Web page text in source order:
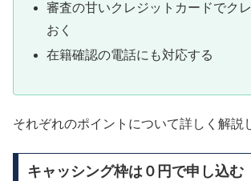
審査の甘いクレジットカードでク
おく
在籍確認の電話にも対応する
それぞれのポイントについて詳しく解説
キャッシング枠は０円で申し込む